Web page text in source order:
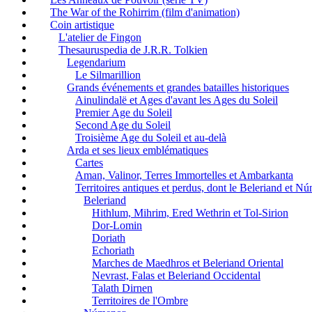
The War of the Rohirrim (film d'animation)
Coin artistique
L'atelier de Fingon
Thesauruspedia de J.R.R. Tolkien
Legendarium
Le Silmarillion
Grands événements et grandes batailles historiques
Ainulindalë et Ages d'avant les Ages du Soleil
Premier Age du Soleil
Second Age du Soleil
Troisième Age du Soleil et au-delà
Arda et ses lieux emblématiques
Cartes
Aman, Valinor, Terres Immortelles et Ambarkanta
Territoires antiques et perdus, dont le Beleriand et
Beleriand
Hithlum, Mihrim, Ered Wethrin et Tol-Sirion
Dor-Lomin
Doriath
Echoriath
Marches de Maedhros et Beleriand Oriental
Nevrast, Falas et Beleriand Occidental
Talath Dirnen
Territoires de l'Ombre